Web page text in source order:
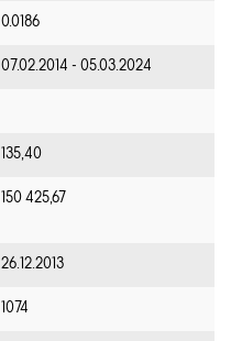
0.0186
07.02.2014 - 05.03.2024
135,40
150 425,67
26.12.2013
1074